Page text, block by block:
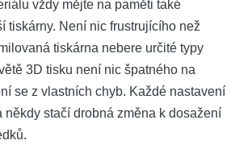
vždy mějte na paměti také
tiskárny. Není nic frustrujícího než
tiskárna nebere určité typy
3D tisku není nic špatného na
se z vlastních chyb. Každé nastavení
někdy stačí drobná změna k dosažení